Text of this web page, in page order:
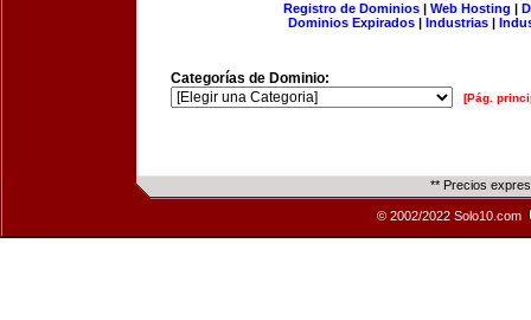
Registro de Dominios| Web Hosting |
Dominios Expirados | Industrias |
Categorías de Dominio:
[Pág.
** Precios
© 2002/2022 Solo10.com